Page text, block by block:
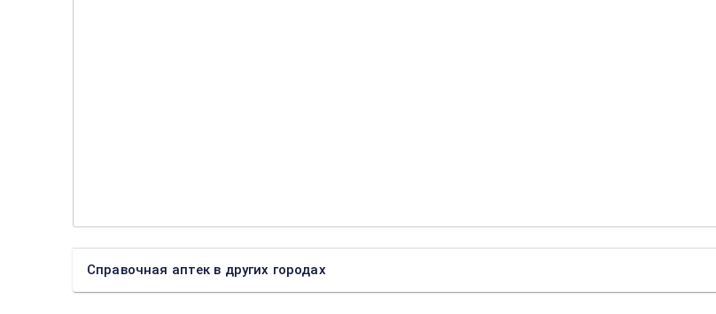
Справочная аптек в других городах